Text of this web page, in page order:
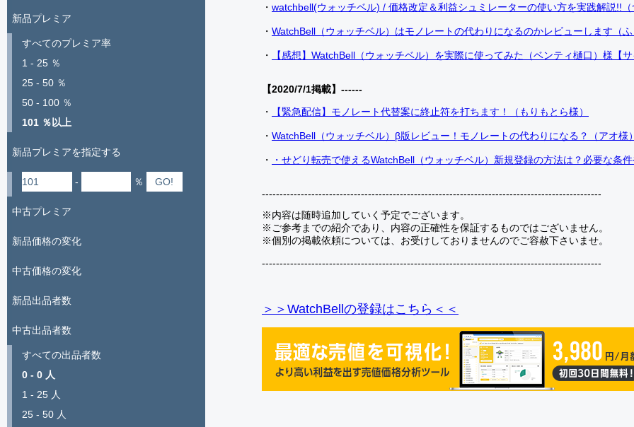
・ watchbell(ウォッチベル) / 価格改定＆利益シュミレーターの使い方を実践解説!!
・ WatchBell（ウォッチベル）はモノレートの代わりになるのかレビューします（
・ 【感想】WatchBell（ウォッチベル）を実際に使ってみた（ベンティ樋口）様【
【2020/7/1掲載】------
・
【緊急配信】モノレート代替案に終止符を打ちます！（もりもとら様）
・ WatchBell（ウォッチベル）β版レビュー！モノレートの代わりになる？（アオ様
・ ・せどり転売で使えるWatchBell（ウォッチベル）新規登録の方法は？必要な条
------------------------------------------------------------------------------------------------
※内容は随時追加していく予定でございます。
※ご参考までの紹介であり、内容の正確性を保証するものではございません。
※個別の掲載依頼については、お受けしておりませんのでご容赦下さいませ。
------------------------------------------------------------------------------------------------
＞＞WatchBellの登録はこちら＜＜
新品プレミア
すべてのプレミア率
1 - 25 ％
25 - 50 ％
50 - 100 ％
101 ％以上
新品プレミアを指定する
- ％
中古プレミア
新品価格の変化
中古価格の変化
新品出品者数
中古出品者数
すべての出品者数
0 - 0 人
1 - 25 人
25 - 50 人